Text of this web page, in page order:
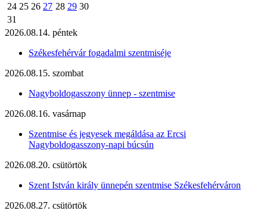
24 25 26 27 28 29 30
31
2026.08.14. péntek
Székesfehérvár fogadalmi szentmiséje
2026.08.15. szombat
Nagyboldogasszony ünnep - szentmise
2026.08.16. vasárnap
Szentmise és jegyesek megáldása az Ercsi
Nagyboldogasszony-napi búcsún
2026.08.20. csütörtök
Szent István király ünnepén szentmise Székesfehérváron
2026.08.27. csütörtök